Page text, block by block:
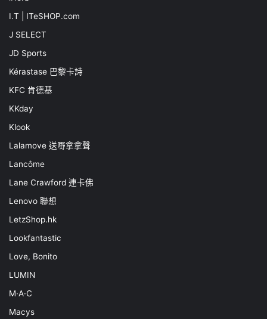
I.T | ITeSHOP.com
J SELECT
JD Sports
Kérastase 巴黎卡詩
KFC 肯德基
KKday
Klook
Lalamove 送嘢拿拿聲
Lancôme
Lane Crawford 連卡佛
Lenovo 聯想
LetzShop.hk
Lookfantastic
Love, Bonito
LUMIN
M·A·C
Macys